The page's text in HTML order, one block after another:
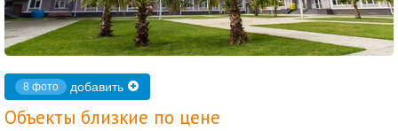
8 фото добавить
Объекты близкие по цене